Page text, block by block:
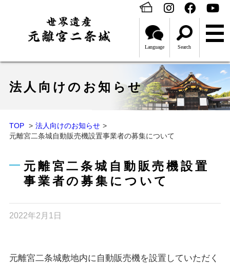
Language Search
法人向けのお知らせ
TOP
法人向けのお知らせ
元離宮二条城自動販売機設置事業者の募集について
元離宮二条城自動販売機設置
事業者の募集について
2022年2月1日
元離宮二条城敷地内に自動販売機を設置していただく